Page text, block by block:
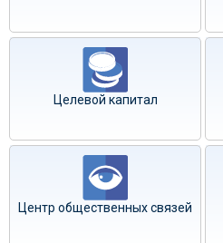
Целевой капитал
Центр общественных связей